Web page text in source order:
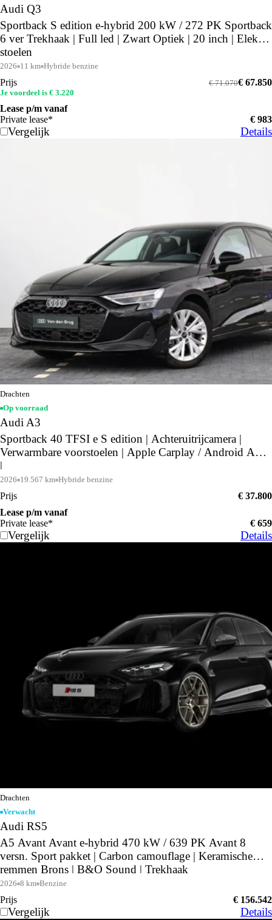
Audi Q3
Sportback S edition e-hybrid 200 kW / 272 PK Sportback
6 ver Trekhaak | Full led | Zwart Optiek | 20 inch | Elektr.
stoelen
2026 11 km Hybride benzine
Prijs € 67.850
€ 71.070
Je voordeel is € 3.220
Lease p/m vanaf
Private lease*
€ 983
Vergelijk Details
Drachten
Op voorraad
Audi A3
Sportback 40 TFSI e S edition | Achteruitrijcamera |
Verwarmbare voorstoelen | Apple Carplay / Android Auto
|
2026 19.567 km Hybride benzine
Prijs
€ 37.800
Lease p/m vanaf
Private lease*
€ 659
Vergelijk Details
Drachten
Verwacht
Audi RS5
A5 Avant Avant e-hybrid 470 kW / 639 PK Avant 8
versn. Sport pakket | Carbon camouflage | Keramische
remmen Brons | B&O Sound | Trekhaak
2026 8 km Benzine
Prijs € 156.542
Vergelijk Details